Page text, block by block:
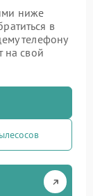
ниже
в
телефону
на свой